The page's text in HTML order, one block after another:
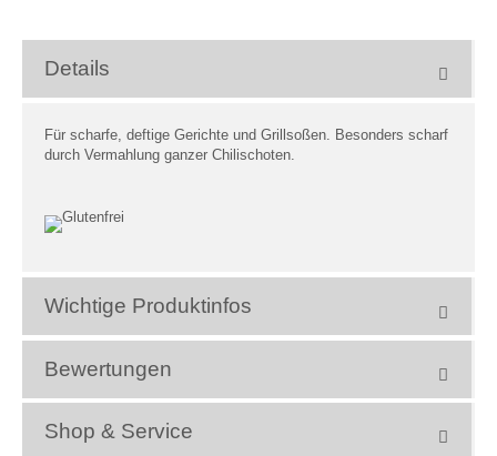
Details
Für scharfe, deftige Gerichte und Grillsoßen. Besonders scharf
durch Vermahlung ganzer Chilischoten.
Wichtige Produktinfos
Bewertungen
Shop & Service